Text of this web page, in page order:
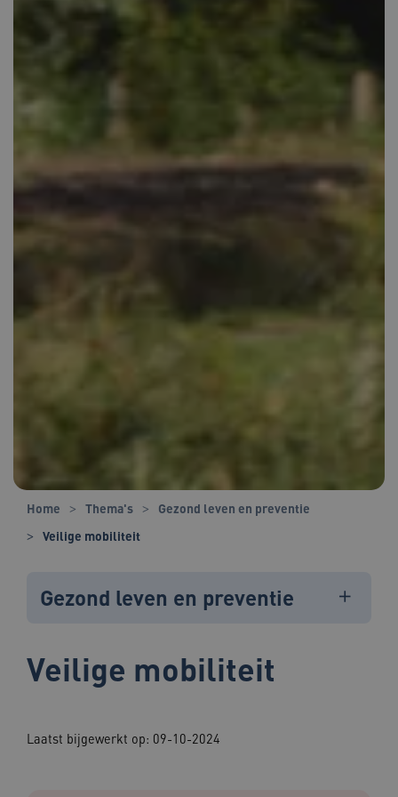
Home Thema's
Gezond leven en preventie
Veilige mobiliteit
Gezond leven en preventie
Veilige mobiliteit
Laatst bijgewerkt op: 09-10-2024